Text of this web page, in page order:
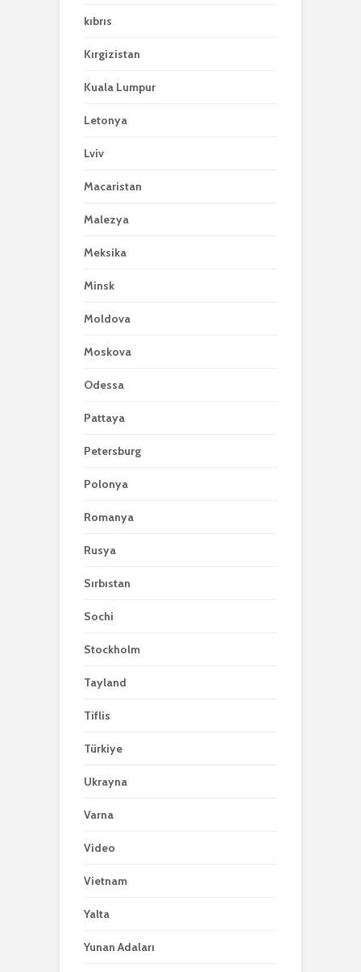
kıbrıs
Kırgizistan
Kuala Lumpur
Letonya
Lviv
Macaristan
Malezya
Meksika
Minsk
Moldova
Moskova
Odessa
Pattaya
Petersburg
Polonya
Romanya
Rusya
Sırbıstan
Sochi
Stockholm
Tayland
Tiflis
Türkiye
Ukrayna
Varna
Video
Vietnam
Yalta
Yunan Adaları